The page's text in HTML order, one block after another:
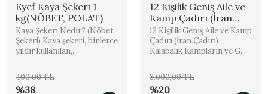
Eyef Kaya Şekeri 1
kg(NÖBET, POLAT)
Kaya Şekeri Nedir? (Nöbet
Şekeri) Kaya şekeri, binlerce
yıldır kullanılan,...
400,00 TL
%38
12 Kişilik Geniş Aile ve
Kamp Çadırı (İran
Çadırı)
12 Kişilik Geniş Aile ve Kamp
Çadırı (İran Çadırı)
Kalabalık Kampların ve G...
3.000,00 TL
%20